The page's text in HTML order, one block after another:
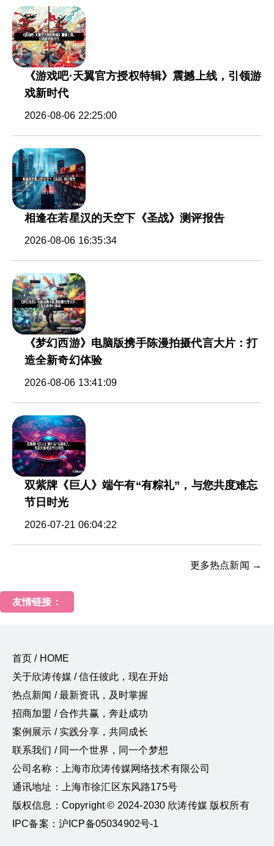
《游戏吧·天翼官方授权特辑》震撼上线，引领游
戏新时代
2026-08-06 22:25:00
相逢在若星汉的天空下《圣战》测评报告
2026-08-06 16:35:34
《梦幻西游》电脑版携手陈漫拍摄代言大片：打
造全新奇幻体验
2026-08-06 13:41:09
双紫牌《巨人》端午有“有粽礼”，与您共度难忘
节日时光
2026-07-21 06:04:22
更多热点新闻 →
友情链接：
首页 / HOME
关于欣涛传媒 / 信任彼此，现在开始
热点新闻 / 最新资讯，及时掌握
招商加盟 / 合作共赢，奔赴成功
案例展示 / 实践分享，共同成长
联系我们 / 同一个世界，同一个梦想
公司名称：上海市欣涛传媒网络技术有限公司
通讯地址：上海市徐汇区东风路175号
版权信息：Copyright © 2024-2030 欣涛传媒 版权所有
IPC备案：沪ICP备05034902号-1